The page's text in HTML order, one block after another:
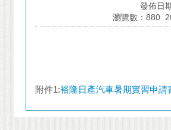
發佈日
瀏覽數：880
附件1:裕隆日產汽車暑期實習申請